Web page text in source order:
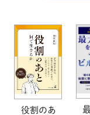
役割のあ